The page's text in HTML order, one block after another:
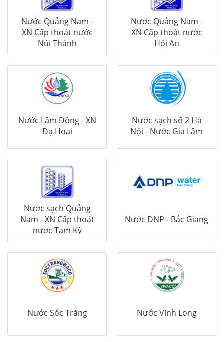
Nước Quảng Nam -
XN Cấp thoát nước
Núi Thành
Nước Quảng Nam -
XN Cấp thoát nước
Hội An
Nước Lâm Đồng - XN
Đạ Hoai
Nước sạch số 2 Hà
Nội - Nước Gia Lâm
Nước sạch Quảng
Nam - XN Cấp thoát
nước Tam Kỳ
Nước DNP - Bắc Giang
Nước Sóc Trăng Nước Vĩnh Long